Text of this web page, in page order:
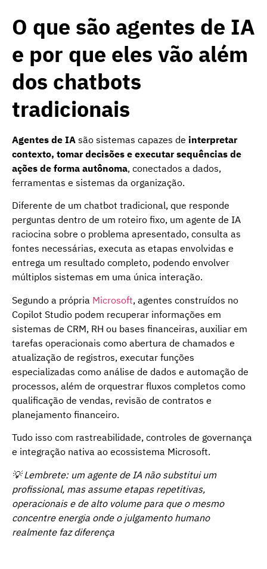
O que são agentes de IA
e por que eles vão além
dos chatbots
tradicionais
Agentes de IA são sistemas capazes de interpretar
contexto, tomar decisões e executar sequências de
ações de forma autônoma, conectados a dados,
ferramentas e sistemas da organização.
Diferente de um chatbot tradicional, que responde
perguntas dentro de um roteiro fixo, um agente de IA
raciocina sobre o problema apresentado, consulta as
fontes necessárias, executa as etapas envolvidas e
entrega um resultado completo, podendo envolver
múltiplos sistemas em uma única interação.
Segundo a própria Microsoft, agentes construídos no
Copilot Studio podem recuperar informações em
sistemas de CRM, RH ou bases financeiras, auxiliar em
tarefas operacionais como abertura de chamados e
atualização de registros, executar funções
especializadas como análise de dados e automação de
processos, além de orquestrar fluxos completos como
qualificação de vendas, revisão de contratos e
planejamento financeiro.
Tudo isso com rastreabilidade, controles de governança
e integração nativa ao ecossistema Microsoft.
💡 Lembrete: um agente de IA não substitui um
profissional, mas assume etapas repetitivas,
operacionais e de alto volume para que o mesmo
concentre energia onde o julgamento humano
realmente faz diferença